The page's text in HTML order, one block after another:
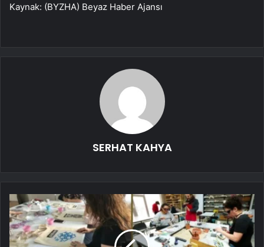
Kaynak: (BYZHA) Beyaz Haber Ajansı
SERHAT KAHYA